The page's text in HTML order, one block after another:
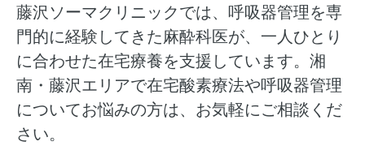
藤沢ソーマクリニックでは、呼吸器管理を専
門的に経験してきた麻酔科医が、一人ひとり
に合わせた在宅療養を支援しています。湘
南・藤沢エリアで在宅酸素療法や呼吸器管理
についてお悩みの方は、お気軽にご相談くだ
さい。